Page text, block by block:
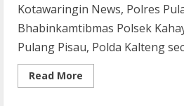
Kotawaringin News, Polres
Bhabinkamtibmas Polsek
Pulang Pisau, Polda Kalteng
Read More
more